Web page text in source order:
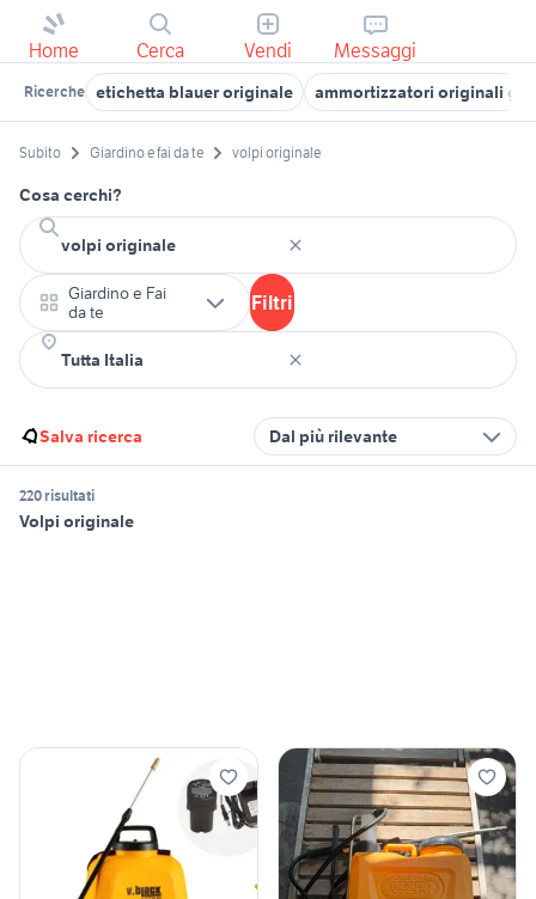
Home Cerca Vendi Messaggi
Ricerche etichetta blauer originale ammortizzatori originali
Subito Giardino e fai da te volpi originale
Cosa cerchi?
Giardino e Fai
da te
Filtri
Salva ricerca Dal più rilevante
220 risultati
Volpi originale